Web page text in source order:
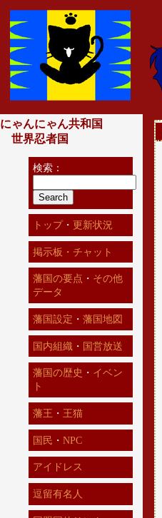
にゃんにゃん共和国
世界忍者国
検索：
トップ・ 更新状況
掲示板・チャット
藩国の要点 ・ その他
データ
藩国設定 ・ 藩国地図
国内組織 ・ 国営放送
藩国の歴史 ・ イベン
ト
藩王 ・ 王猫
国民 ・ NPC
アイドレス
逗留有名人